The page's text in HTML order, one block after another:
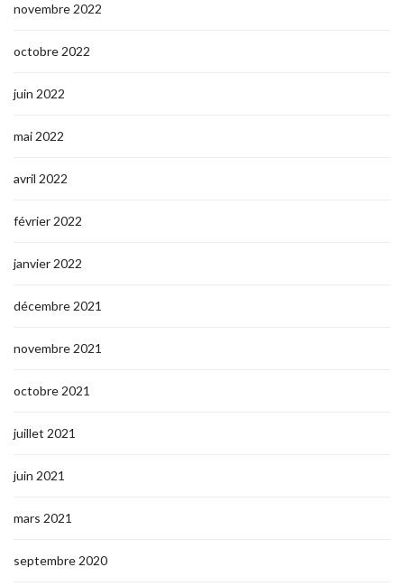
novembre 2022
octobre 2022
juin 2022
mai 2022
avril 2022
février 2022
janvier 2022
décembre 2021
novembre 2021
octobre 2021
juillet 2021
juin 2021
mars 2021
septembre 2020